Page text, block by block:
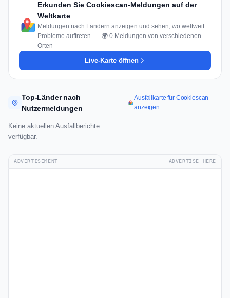
Erkunden Sie Cookiescan-Meldungen auf der
Weltkarte
Meldungen nach Ländern anzeigen und sehen, wo weltweit
Probleme auftreten. — 🌍 0 Meldungen von verschiedenen
Orten
Live-Karte öffnen
Top-Länder nach
Nutzermeldungen
Ausfallkarte für Cookiescan
anzeigen
Keine aktuellen Ausfallberichte
verfügbar.
ADVERTISEMENT ADVERTISE HERE